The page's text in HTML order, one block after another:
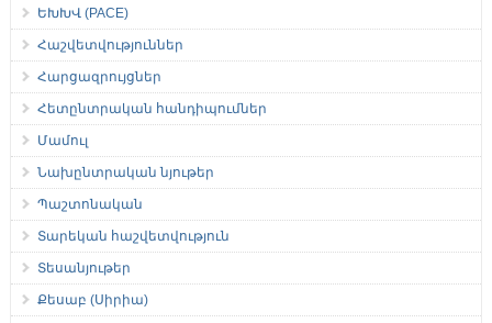
ԵԽԽՎ (PACE)
Հաշվետվություններ
Հարցազրույցներ
Հետընտրական հանդիպումներ
Մամուլ
Նախընտրական նյութեր
Պաշտոնական
Տարեկան հաշվետվություն
Տեսանյութեր
Քեսաբ (Սիրիա)